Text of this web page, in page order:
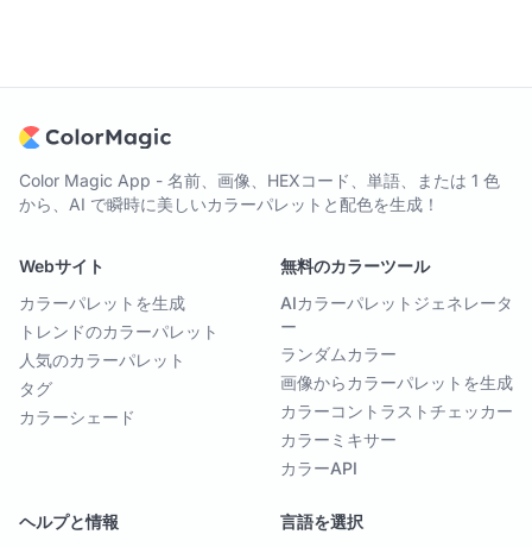
Color Magic App - 名前、画像、HEXコード、単語、または 1 色
から、AI で瞬時に美しいカラーパレットと配色を生成！
Webサイト
カラーパレットを生成
トレンドのカラーパレット
人気のカラーパレット
タグ
カラーシェード
無料のカラーツール
AIカラーパレットジェネレータ
ー
ランダムカラー
画像からカラーパレットを生成
カラーコントラストチェッカー
カラーミキサー
カラーAPI
ヘルプと情報 言語を選択